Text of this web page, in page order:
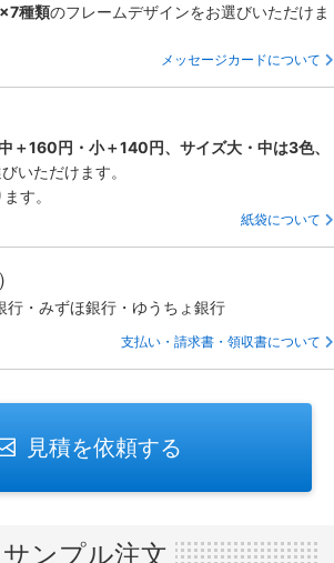
種類のフレームデザインをお選びいただけま
メッセージカードについて
＋160円・小＋140円、サイズ大・中は3色、
いただけます。
す。
紙袋について
行・みずほ銀行・ゆうちょ銀行
支払い・請求書・領収書について
見積を依頼する
サンプル注文